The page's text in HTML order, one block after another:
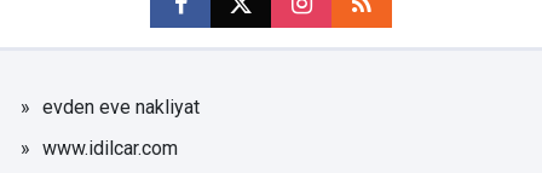
evden eve nakliyat
www.idilcar.com